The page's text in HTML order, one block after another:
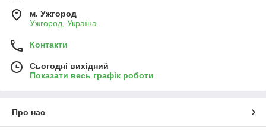
м. Ужгород
Ужгород, Україна
Контакти
Сьогодні вихідний
Показати весь графік роботи
Про нас